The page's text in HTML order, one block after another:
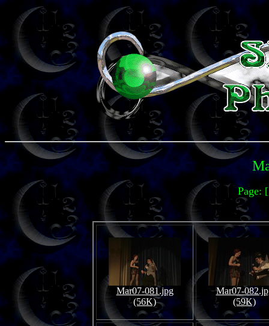
Page:
Mar07-081.jpg
(56K)
Mar07-
(59K)